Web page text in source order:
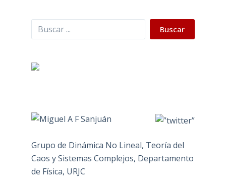
Buscar Buscar
Grupo de Dinámica No Lineal, Teoría del
Caos y Sistemas Complejos, Departamento
de Física, URJC